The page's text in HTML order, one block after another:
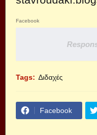
Facebook
Tags: Διδαχές
Facebook